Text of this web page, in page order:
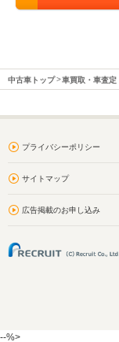
中古車トップ 車買取・車査定
プライバシーポリシー
サイトマップ
広告掲載のお申し込み
--%>